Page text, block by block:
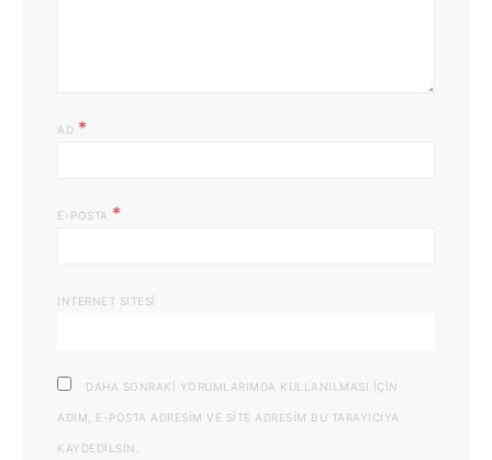
AD *
E-POSTA *
İNTERNET SITESI
DAHA SONRAKI YORUMLARIMDA KULLANILMASI IÇIN
ADIM, E-POSTA ADRESIM VE SITE ADRESIM BU TARAYICIYA
KAYDEDILSIN.